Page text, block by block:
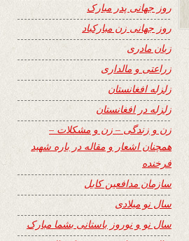
روز جهانی پدر مبارک
روز جهانی زن مبارکباد
زبان مادری
زراعتی و مالداری
زلزله افغانستان
زلزله در افغانستان
زن و زندگی – زن و مشکلات –
همچنان اشعار و مقاله در باره شهید
فرخنده
سازمان مدافعین کابل
سال نو میلادی
سال نو و نوروز باستانی بشما مبارک